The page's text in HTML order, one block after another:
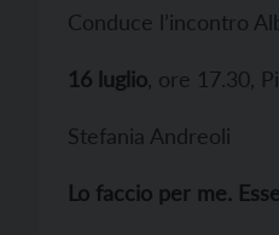
Conduce l’incontro
16 luglio , ore 17.30,
Stefania Andreoli
Lo faccio per me.